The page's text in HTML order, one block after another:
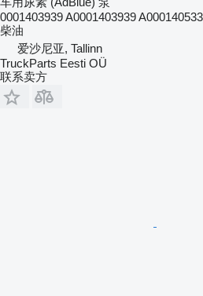
0001403939 A0001403939
柴油
爱沙尼亚, Tallinn
TruckParts Eesti OÜ
联系卖方